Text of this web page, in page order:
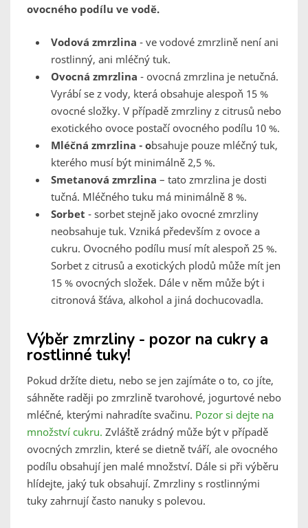
ovocného podílu ve vodě.
Vodová zmrzlina - ve vodové zmrzlině není ani
rostlinný, ani mléčný tuk.
Ovocná zmrzlina - ovocná zmrzlina je netučná.
Vyrábí se z vody, která obsahuje alespoň 15 %
ovocné složky. V případě zmrzliny z citrusů nebo
exotického ovoce postačí ovocného podílu 10 %.
Mléčná zmrzlina - obsahuje pouze mléčný tuk,
kterého musí být minimálně 2,5 %.
Smetanová zmrzlina – tato zmrzlina je dosti
tučná. Mléčného tuku má minimálně 8 %.
Sorbet - sorbet stejně jako ovocné zmrzliny
neobsahuje tuk. Vzniká především z ovoce a
cukru. Ovocného podílu musí mít alespoň 25 %.
Sorbet z citrusů a exotických plodů může mít jen
15 % ovocných složek. Dále v něm může být i
citronová šťáva, alkohol a jiná dochucovadla.
Výběr zmrzliny - pozor na cukry a
rostlinné tuky!
Pokud držíte dietu, nebo se jen zajímáte o to, co jíte,
sáhněte raději po zmrzlině tvarohové, jogurtové nebo
mléčné, kterými nahradíte svačinu. Pozor si dejte na
množství cukru. Zvláště zrádný může být v případě
ovocných zmrzlin, které se dietně tváří, ale ovocného
podílu obsahují jen malé množství. Dále si při výběru
hlídejte, jaký tuk obsahují. Zmrzliny s rostlinnými
tuky zahrnují často nanuky s polevou.